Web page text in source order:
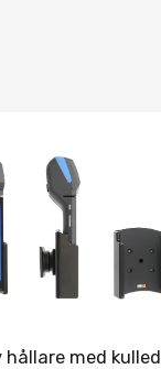
hållare med kulled